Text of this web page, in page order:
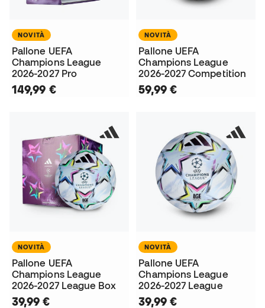
NOVITÀ
Pallone UEFA
Champions League
2026-2027 Pro
149,99 €
NOVITÀ
Pallone UEFA
Champions League
2026-2027 Competition
59,99 €
NOVITÀ
Pallone UEFA
Champions League
2026-2027 League Box
39,99 €
NOVITÀ
Pallone UEFA
Champions League
2026-2027 League
39,99 €